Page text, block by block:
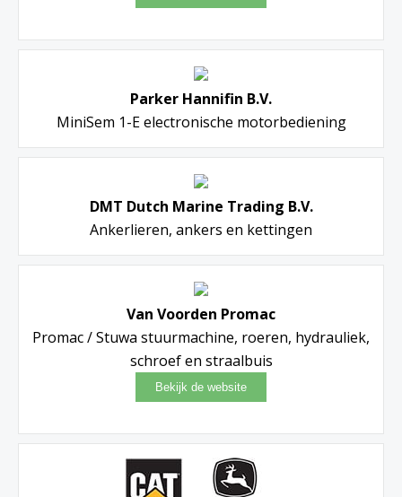
Parker Hannifin B.V.
MiniSem 1-E electronische motorbediening
DMT Dutch Marine Trading B.V.
Ankerlieren, ankers en kettingen
Van Voorden Promac
Promac / Stuwa stuurmachine, roeren, hydrauliek,
schroef en straalbuis